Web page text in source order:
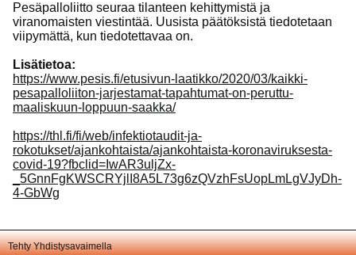
Pesäpalloliitto seuraa tilanteen kehittymistä ja
viranomaisten viestintää. Uusista päätöksistä tiedotetaan
viipymättä, kun tiedotettavaa on.
Lisätietoa:
https://www.pesis.fi/etusivun-laatikko/2020/03/kaikki-
pesapalloliiton-jarjestamat-tapahtumat-on-peruttu-
maaliskuun-loppuun-saakka/
https://thl.fi/fi/web/infektiotaudit-ja-
rokotukset/ajankohtaista/ajankohtaista-koronaviruksesta-
covid-19?fbclid=IwAR3uljZx-
_5GnnFgKWSCRYjlI8A5L73g6zQVzhFsUopLmLgVJyDh-
4-GbWg
Tehty Yhdistysavaimella